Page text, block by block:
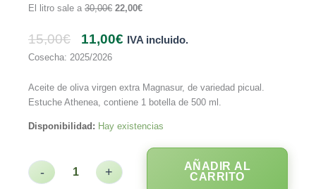
El litro sale a 30,00€ 22,00€
15,00€ 11,00€ IVA incluido.
Cosecha: 2025/2026
Aceite de oliva virgen extra Magnasur, de variedad picual.
Estuche Athenea, contiene 1 botella de 500 ml.
Disponibilidad: Hay existencias
- +
AÑADIR AL
CARRITO